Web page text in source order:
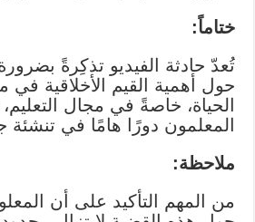
ختاماً:
تُعدّ حادثة الفيديو تذكِرةً
حول أهمية القيم الأخلاقية
الحياة، خاصةً في مجال
المعلمون دورًا هامًا في
ملاحظة:
من المهم التأكيد على أن